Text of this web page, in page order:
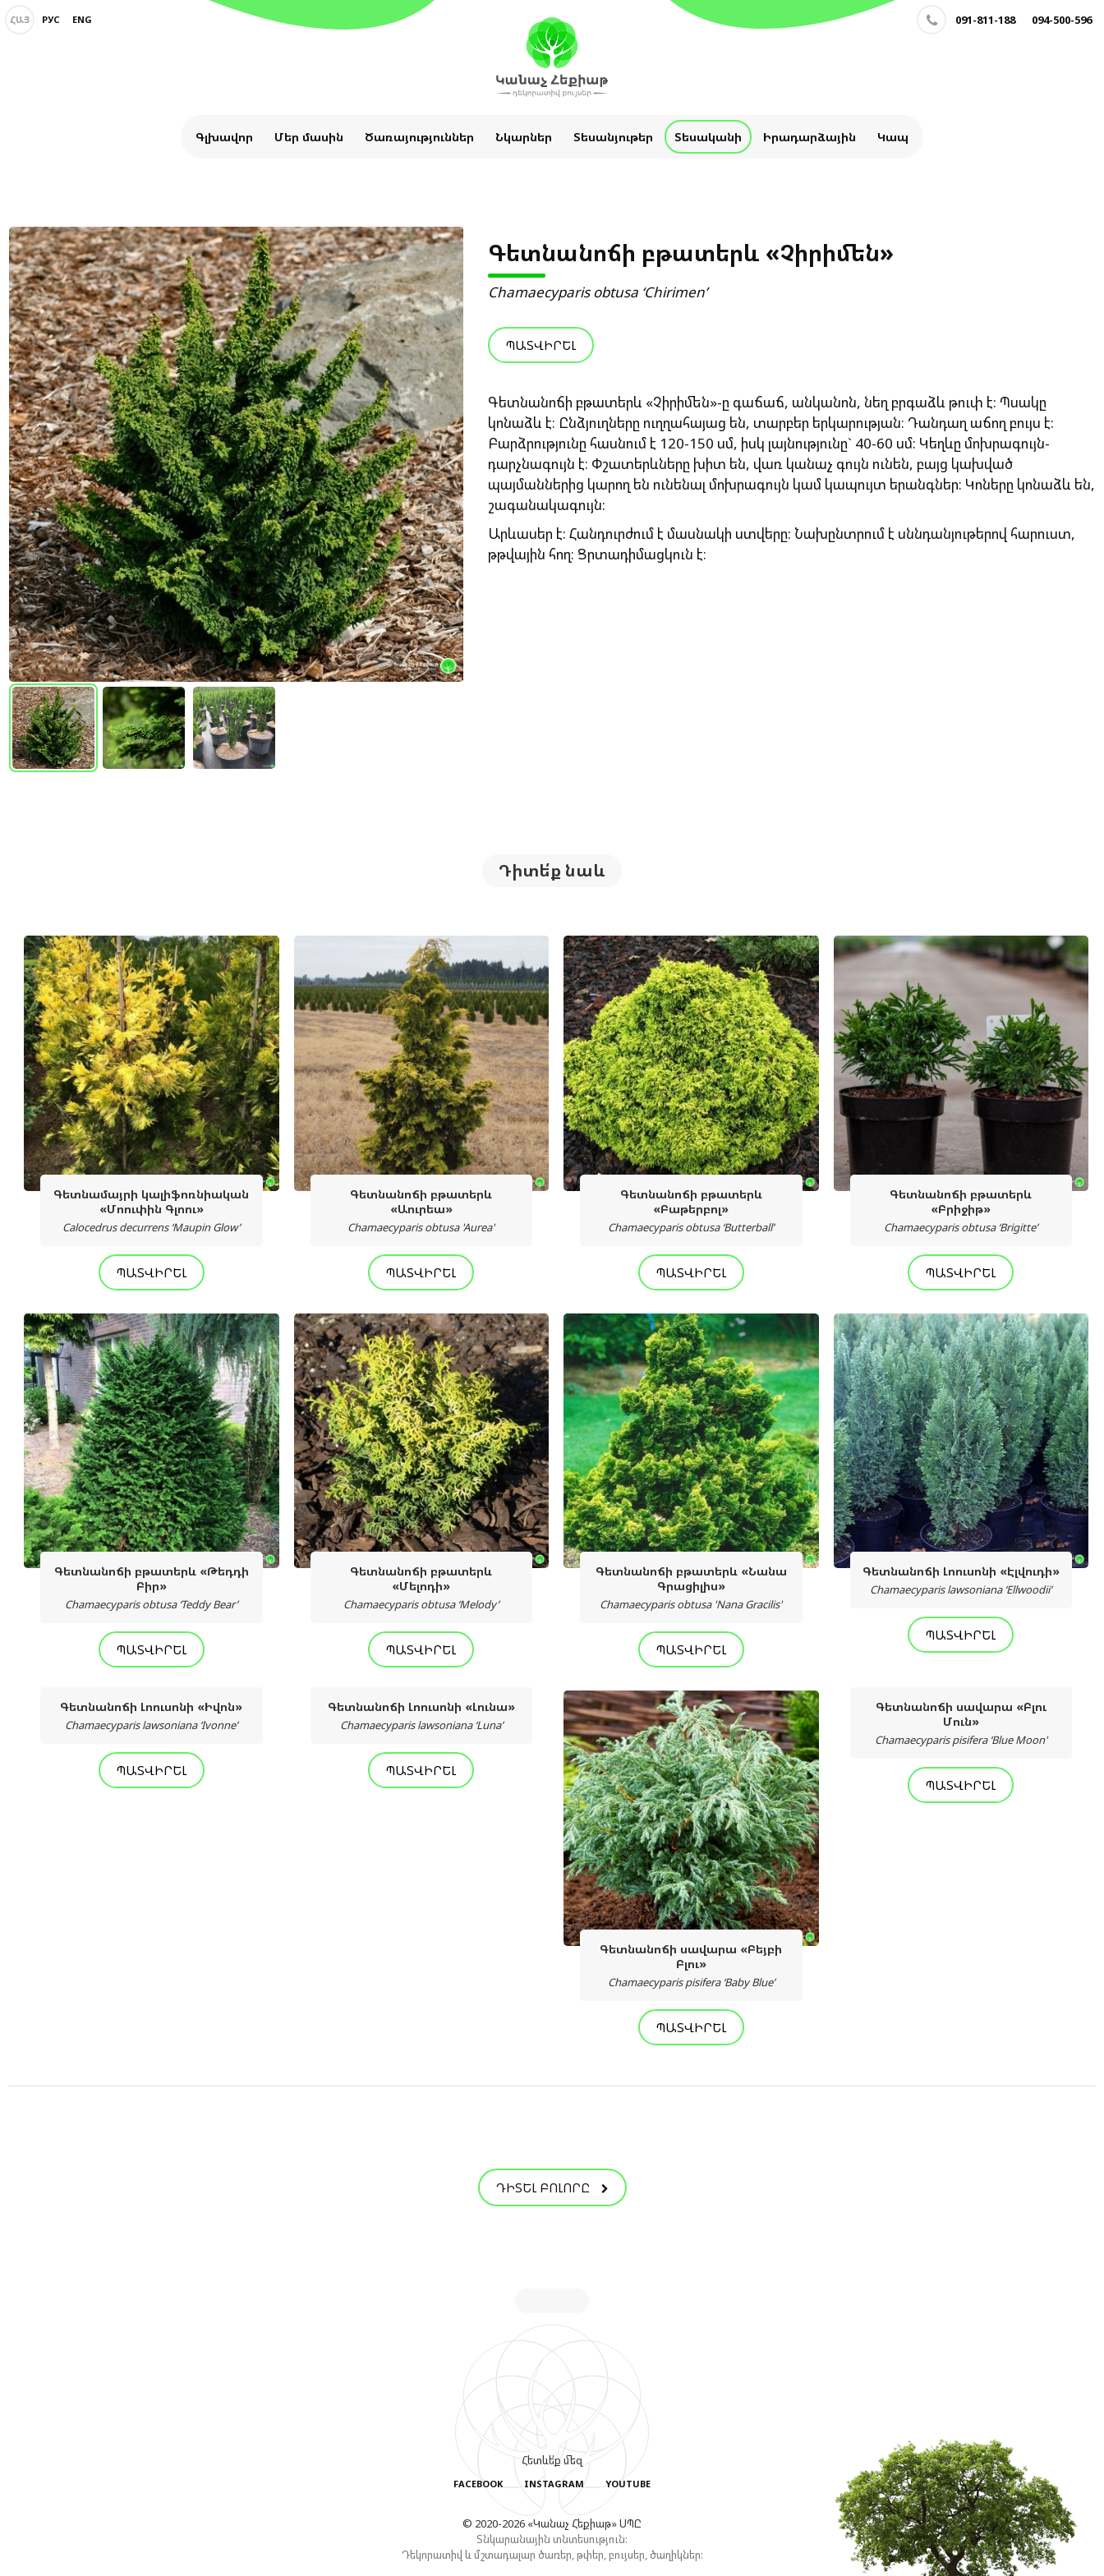
ՀԱՅ РУС ENG 091-811-188 094-500-596
Գլխավոր Մեր մասին Ծառայություններ Նկարներ Տեսանյութեր Տեսականի Իրադարձային Կապ
Գետնանոճի բթատերև «Չիրիմեն»
Chamaecyparis obtusa ‘Chirimen’
ՊԱՏՎԻՐԵԼ
Գետնանոճի բթատերև «Չիրիմեն»-ը գաճաճ, անկանոն, նեղ բրգաձև թուփ է: Պսակը
կոնաձև է։ Ընձյուղները ուղղահայաց են, տարբեր երկարության։ Դանդաղ աճող բույս է:
Բարձրությունը հասնում է 120-150 սմ, իսկ լայնությունը` 40-60 սմ: Կեղևը մոխրագույն-
դարչնագույն է։ Փշատերևները խիտ են, վառ կանաչ գույն ունեն, բայց կախված
պայմաններից կարող են ունենալ մոխրագույն կամ կապույտ երանգներ։ Կոները կոնաձև են,
շագանակագույն:
Արևասեր է: Հանդուրժում է մասնակի ստվերը: Նախընտրում է սննդանյութերով հարուստ,
թթվային հող։ Ցրտադիմացկուն է։
Դիտե՛ք նաև
Գետնամայրի կալիֆոռնիական
«Մոուփին Գլոու»
Calocedrus decurrens ‘Maupin Glow’
ՊԱՏՎԻՐԵԼ
Գետնանոճի բթատերև
«Աուրեա»
Chamaecyparis obtusa 'Aurea'
ՊԱՏՎԻՐԵԼ
Գետնանոճի բթատերև
«Բաթերբոլ»
Chamaecyparis obtusa ‘Butterball’
ՊԱՏՎԻՐԵԼ
Գետնանոճի բթատերև
«Բրիջիթ»
Chamaecyparis obtusa ‘Brigitte’
ՊԱՏՎԻՐԵԼ
Գետնանոճի բթատերև «Թեդդի
Բիր»
Chamaecyparis obtusa ‘Teddy Bear’
ՊԱՏՎԻՐԵԼ
Գետնանոճի բթատերև
«Մելոդի»
Chamaecyparis obtusa ‘Melody’
ՊԱՏՎԻՐԵԼ
Գետնանոճի բթատերև «Նանա
Գրացիլիս»
Chamaecyparis obtusa 'Nana Gracilis'
ՊԱՏՎԻՐԵԼ
Գետնանոճի Լոուսոնի «Էլվուդի»
Chamaecyparis lawsoniana ‘Ellwoodii’
ՊԱՏՎԻՐԵԼ
Գետնանոճի Լոուսոնի «Իվոն»
Chamaecyparis lawsoniana ‘Ivonne’
ՊԱՏՎԻՐԵԼ
Գետնանոճի Լոուսոնի «Լունա»
Chamaecyparis lawsoniana ‘Luna’
ՊԱՏՎԻՐԵԼ
Գետնանոճի սավարա «Բեյբի
Բլու»
Chamaecyparis pisifera ‘Baby Blue’
ՊԱՏՎԻՐԵԼ
Գետնանոճի սավարա «Բլու
Մուն»
Chamaecyparis pisifera ‘Blue Moon'
ՊԱՏՎԻՐԵԼ
ԴԻՏԵԼ ԲՈԼՈՐԸ
Հետևե՛ք մեզ
FACEBOOK INSTAGRAM YOUTUBE
© 2020-2026 «Կանաչ Հեքիաթ» ՍՊԸ
Տնկարանային տնտեսություն:
Դեկորատիվ և մշտադալար ծառեր, թփեր, բույսեր, ծաղիկներ: